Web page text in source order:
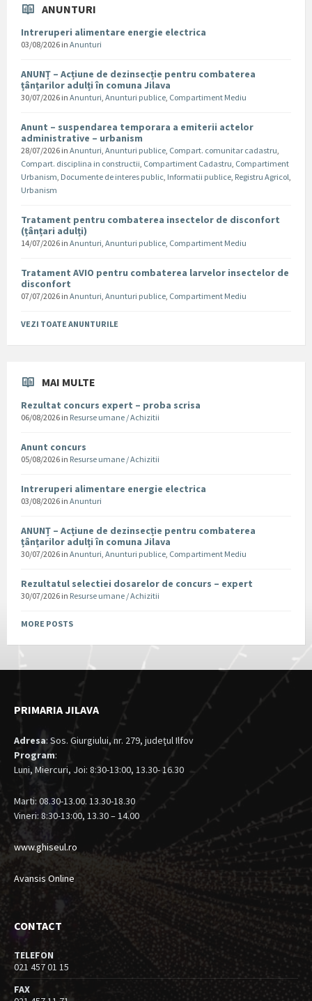
ANUNTURI
Intreruperi alimentare energie electrica
03/08/2026 in Anunturi
ANUNȚ – Acțiune de dezinsecție pentru combaterea
țânțarilor adulți în comuna Jilava
30/07/2026 in Anunturi, Anunturi publice, Compartiment Mediu
Anunt – suspendarea temporara a emiterii actelor
administrative – urbanism
28/07/2026 in Anunturi, Anunturi publice, Compart. comunitar cadastru,
Compart. disciplina in constructii, Compartiment Cadastru, Compartiment
Urbanism, Documente de interes public, Informatii publice, Registru Agricol,
Urbanism
Tratament pentru combaterea insectelor de disconfort
(țânțari adulți)
14/07/2026 in Anunturi, Anunturi publice, Compartiment Mediu
Tratament AVIO pentru combaterea larvelor insectelor de
disconfort
07/07/2026 in Anunturi, Anunturi publice, Compartiment Mediu
VEZI TOATE ANUNTURILE
MAI MULTE
Rezultat concurs expert – proba scrisa
06/08/2026 in Resurse umane / Achizitii
Anunt concurs
05/08/2026 in Resurse umane / Achizitii
Intreruperi alimentare energie electrica
03/08/2026 in Anunturi
ANUNȚ – Acțiune de dezinsecție pentru combaterea
țânțarilor adulți în comuna Jilava
30/07/2026 in Anunturi, Anunturi publice, Compartiment Mediu
Rezultatul selectiei dosarelor de concurs – expert
30/07/2026 in Resurse umane / Achizitii
MORE POSTS
PRIMARIA JILAVA
Adresa: Sos. Giurgiului, nr. 279, judeţul Ilfov
Program:
Luni, Miercuri, Joi: 8:30-13:00, 13.30- 16.30
Marti: 08.30-13.00. 13.30-18.30
Vineri: 8:30-13:00, 13.30 – 14.00
www.ghiseul.ro
Avansis Online
CONTACT
TELEFON
021 457 01 15
FAX